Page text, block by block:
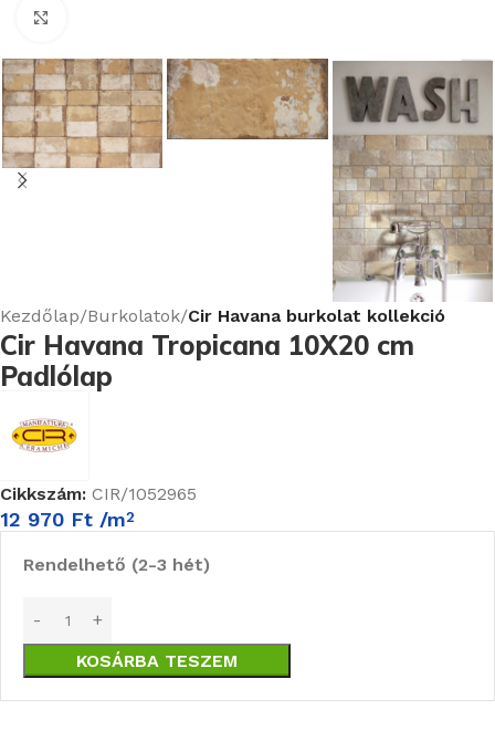
Kezdőlap Burkolatok Cir Havana burkolat kollekció
Cir Havana Tropicana 10X20 cm
Padlólap
Cikkszám: CIR/1052965
12 970 Ft /m2
Rendelhető (2-3 hét)
KOSÁRBA TESZEM